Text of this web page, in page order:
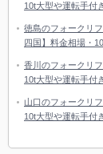
10t大型や運転手付
徳島のフォークリ
四国】料金相場・
香川のフォークリ
10t大型や運転手付
山口のフォークリ
10t大型や運転手付